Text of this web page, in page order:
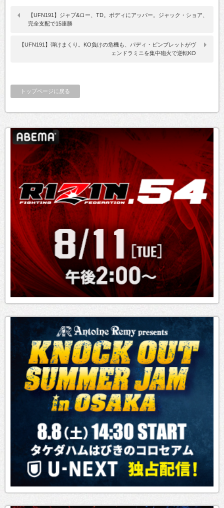
【UFN191】ジャブ&ロー、TD。ボディにアッパー。ジャック・ショア、
完全支配で15連勝
【UFN191】弾けまくり。KO負けの危機も、パディ・ピンブレットがヴ
ェンドラミニを集中砲火で逆転KO
トップページに戻る